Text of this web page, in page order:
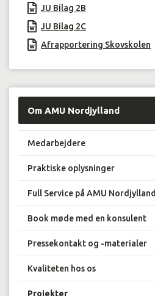
JU Bilag 2B
JU Bilag 2C
Afrapportering Skovskolen
Om AMU Nordjylland
Medarbejdere
Praktiske oplysninger
Full Service på AMU Nordjylland
Book møde med en konsulent
Pressekontakt og -materialer
Kvaliteten hos os
Projekter